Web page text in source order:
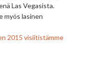
Las Vegasista.
myös lasinen
2015 visiitistämme